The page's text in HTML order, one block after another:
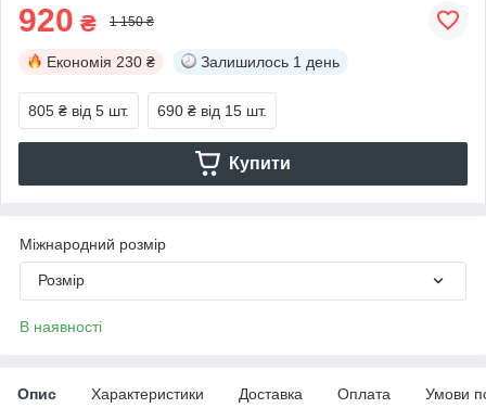
920 ₴ 1 150 ₴
Економія 230 ₴ Залишилось 1 день
805 ₴ від 5 шт. 690 ₴ від 15 шт.
Купити
Міжнародний розмір
Розмір
В наявності
Опис Характеристики Доставка Оплата Умови